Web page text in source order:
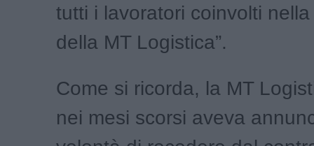
tutti i lavoratori coinvolti
della MT Logistica”.
Come si ricorda, la MT
nei mesi scorsi aveva